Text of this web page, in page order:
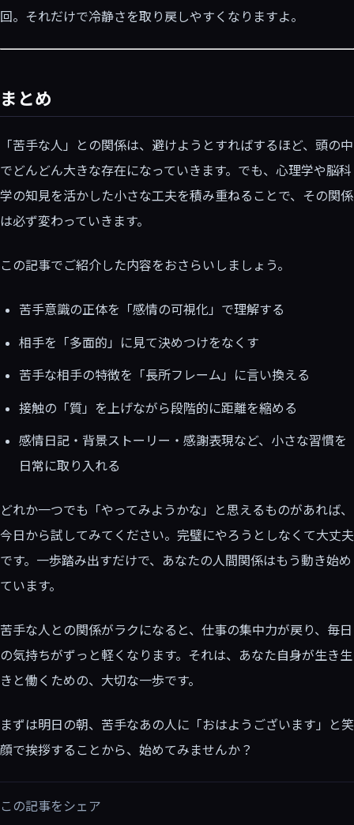
回。それだけで冷静さを取り戻しやすくなりますよ。
まとめ
「苦手な人」との関係は、避けようとすればするほど、頭の中
でどんどん大きな存在になっていきます。でも、心理学や脳科
学の知見を活かした小さな工夫を積み重ねることで、その関係
は必ず変わっていきます。
この記事でご紹介した内容をおさらいしましょう。
苦手意識の正体を「感情の可視化」で理解する
相手を「多面的」に見て決めつけをなくす
苦手な相手の特徴を「長所フレーム」に言い換える
接触の「質」を上げながら段階的に距離を縮める
感情日記・背景ストーリー・感謝表現など、小さな習慣を
日常に取り入れる
どれか一つでも「やってみようかな」と思えるものがあれば、
今日から試してみてください。完璧にやろうとしなくて大丈夫
です。一歩踏み出すだけで、あなたの人間関係はもう動き始め
ています。
苦手な人との関係がラクになると、仕事の集中力が戻り、毎日
の気持ちがずっと軽くなります。それは、あなた自身が生き生
きと働くための、大切な一歩です。
まずは明日の朝、苦手なあの人に「おはようございます」と笑
顔で挨拶することから、始めてみませんか？
この記事をシェア